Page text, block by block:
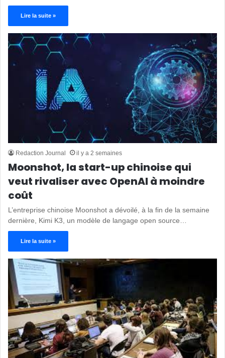
Lire la suite »
Redaction Journal il y a 2 semaines
Moonshot, la start-up chinoise qui
veut rivaliser avec OpenAI à moindre
coût
L’entreprise chinoise Moonshot a dévoilé, à la fin de la semaine
dernière, Kimi K3, un modèle de langage open source…
Lire la suite »